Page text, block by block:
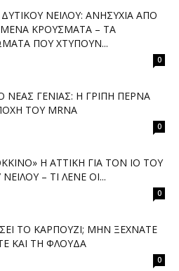
ΝΕΊΛΟΥ: ΑΝΗΣΥΧΊΑ ΑΠΌ
ΚΡΟΎΣΜΑΤΑ – ΤΑ
ΠΟΥ ΧΤΥΠΟΎΝ...
0
ΝΈΑΣ ΓΕΝΙΆΣ: Η ΓΡΊΠΗ ΠΕΡΝΆ
ΤΟΥ MRNA
0
Η ΑΤΤΙΚΉ ΓΙΑ ΤΟΝ ΙΌ ΤΟΥ
– ΤΙ ΛΈΝΕ ΟΙ...
0
ΤΟ ΚΑΡΠΟΎΖΙ; ΜΗΝ ΞΕΧΝΆΤΕ
ΚΑΙ ΤΗ ΦΛΟΎΔΑ
0